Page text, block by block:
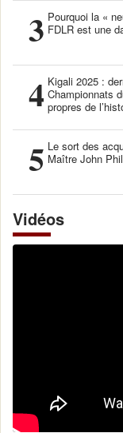
3 Pourquoi la «
FDLR est une
4 Kigali 2025 :
Championnats
propres de
5 Le sort des
Maître John
Vidéos